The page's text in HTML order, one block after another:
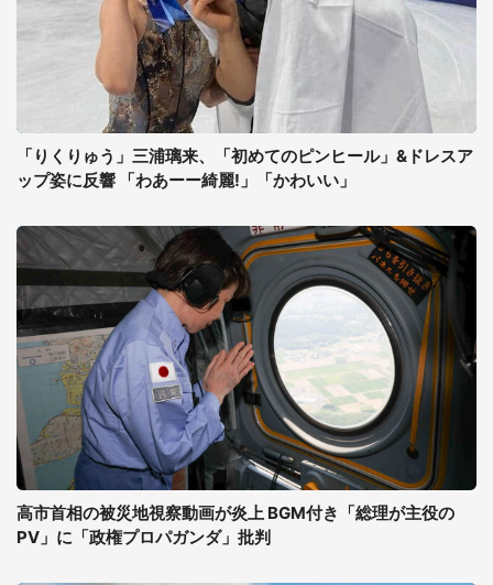
「りくりゅう」三浦璃来、「初めてのピンヒール」&ドレスア
ップ姿に反響 「わあーー綺麗!」「かわいい」
高市首相の被災地視察動画が炎上 BGM付き「総理が主役の
PV」に「政権プロパガンダ」批判